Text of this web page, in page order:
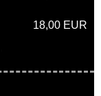
18,00 EUR